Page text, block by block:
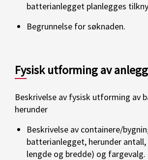
batterianlegget planlegges
Begrunnelse for søknaden.
Fysisk utforming av
Beskrivelse av fysisk utforming av
herunder
Beskrivelse av containere/
batterianlegget, herunder antall,
lengde og bredde) og fargevalg.